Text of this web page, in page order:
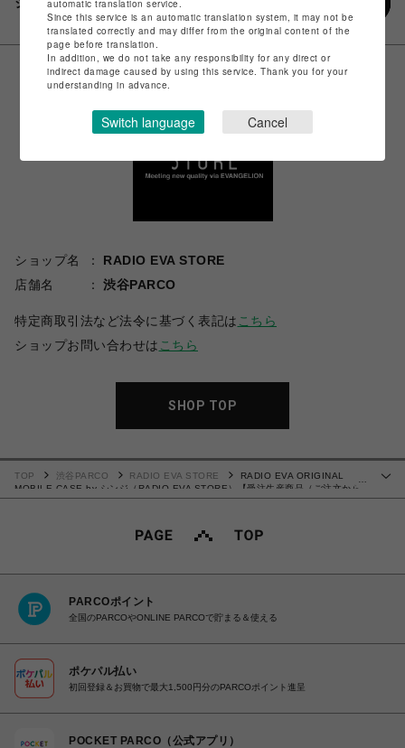
ショップ名
RADIO EVA STORE
店舗名
渋谷PARCO
特定商取引法など法令に基づく表記は こちら
ショップお問い合わせは こちら
SHOP TOP
TOP 渋谷PARCO RADIO EVA STORE
RADIO EVA ORIGINAL
MOBILE CASE by シンジ（RADIO EVA STORE）【受注生産商品（ご注文から
30～50日でお届け予定）】
PARCOポイント
全国のPARCOやONLINE PARCOで貯まる＆使える
ポケパル払い
初回登録＆お買物で最大1,500円分のPARCOポイント進呈
POCKET PARCO（公式アプリ）
automatic translation service.
Since this service is an automatic translation system, it may not be
translated correctly and may differ from the original content of the
page before translation.
In addition, we do not take any responsibility for any direct or
indirect damage caused by using this service. Thank you for your
understanding in advance.
Switch language Cancel